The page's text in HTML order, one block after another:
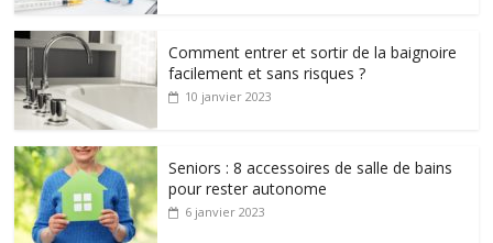
Comment entrer et sortir de la baignoire
facilement et sans risques ?
10 janvier 2023
Seniors : 8 accessoires de salle de bains
pour rester autonome
6 janvier 2023